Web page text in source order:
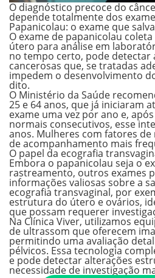
O diagnóstico precoce do
depende totalmente dos
Papanicolau: o exame que
O exame de papanicolau
útero para análise em
no tempo certo, pode detectar
cancerosas que, se tratadas
impedem o desenvolvimento
dito.
O Ministério da Saúde
25 e 64 anos, que já iniciaram
exame uma vez por ano e,
normais consecutivos, esse
anos. Mulheres com fatores
de acompanhamento mais
O papel da ecografia
Embora o papanicolau seja o
rastreamento, outros exames
informações valiosas sobre a
ecografia transvaginal, por
estrutura do útero e ovários,
que possam requerer
Na Clínica Viver, utilizamos
de ultrassom que oferecem
permitindo uma avaliação
pélvicos. Essa tecnologia
e pode detectar alterações
necessidade de investigação